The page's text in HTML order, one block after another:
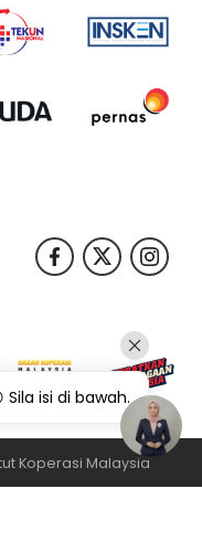
Koperasi Malaysia
Sila isi di bawah.